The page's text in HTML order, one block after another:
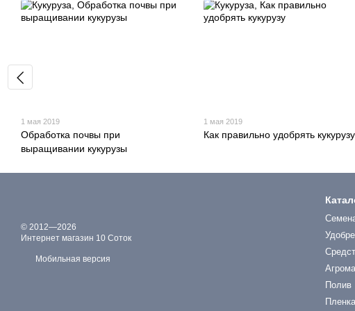
1 мая 2019
Обработка почвы при
выращивании кукурузы
1 мая 2019
Как правильно удобрять кукурузу
© 2012—2026
Интернет магазин 10 Соток
Мобильная версия
Полив
Пленка